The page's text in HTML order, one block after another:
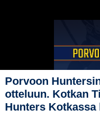
Porvoon
otteluun. Kotkan
Hunters Kotkassa